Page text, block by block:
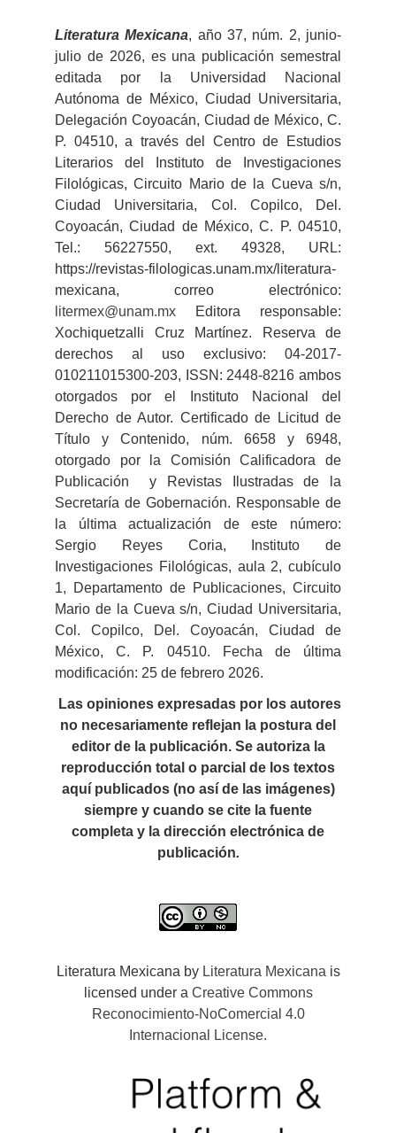
Literatura Mexicana, año 37, núm. 2, junio-
julio de 2026, es una publicación semestral
editada por la Universidad Nacional
Autónoma de México, Ciudad Universitaria,
Delegación Coyoacán, Ciudad de México, C.
P. 04510, a través del Centro de Estudios
Literarios del Instituto de Investigaciones
Filológicas, Circuito Mario de la Cueva s/n,
Ciudad Universitaria, Col. Copilco, Del.
Coyoacán, Ciudad de México, C. P. 04510,
Tel.: 56227550, ext. 49328, URL:
https://revistas-filologicas.unam.mx/literatura-
mexicana, correo electrónico:
litermex@unam.mx
Editora responsable:
Xochiquetzalli Cruz Martínez. Reserva de
derechos al uso exclusivo: 04-2017-
010211015300-203, ISSN: 2448-8216 ambos
otorgados por el Instituto Nacional del
Derecho de Autor. Certificado de Licitud de
Título y Contenido, núm. 6658 y 6948,
otorgado por la Comisión Calificadora de
Publicación y Revistas Ilustradas de la
Secretaría de Gobernación. Responsable de
la última actualización de este número:
Sergio Reyes Coria, Instituto de
Investigaciones Filológicas, aula 2, cubículo
1, Departamento de Publicaciones, Circuito
Mario de la Cueva s/n, Ciudad Universitaria,
Col. Copilco, Del. Coyoacán, Ciudad de
México, C. P. 04510. Fecha de última
modificación: 25 de febrero 2026.
Las opiniones expresadas por los autores
no necesariamente reflejan la postura del
editor de la publicación. Se autoriza la
reproducción total o parcial de los textos
aquí publicados (no así de las imágenes)
siempre y cuando se cite la fuente
completa y la dirección electrónica de
publicación.
Literatura Mexicana by Literatura Mexicana is
licensed under a Creative Commons
Reconocimiento-NoComercial 4.0
Internacional License.